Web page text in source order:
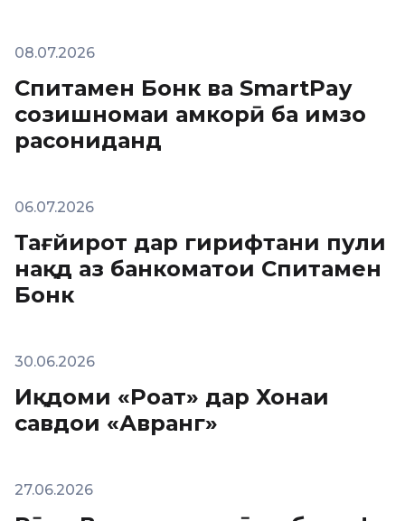
08.07.2026
Спитамен Бонк ва SmartPay
созишномаи ҳамкорӣ ба имзо
расониданд
06.07.2026
Тағйирот дар гирифтани пули
нақд аз банкоматҳои Спитамен
Бонк
30.06.2026
Иқдоми «Роҳат» дар Хонаи
савдои «Авранг»
27.06.2026